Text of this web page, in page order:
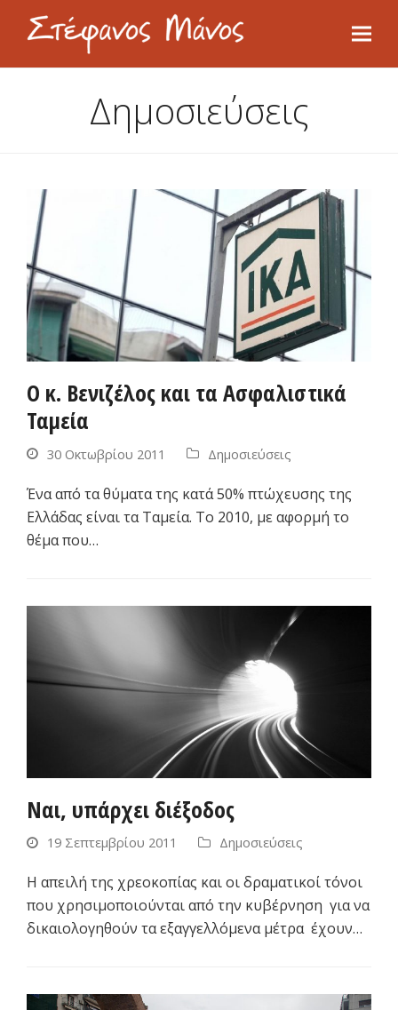
Δημοσιεύσεις
Ο κ. Βενιζέλος και τα Ασφαλιστικά
Ταμεία
30 Οκτωβρίου 2011 Δημοσιεύσεις
Ένα από τα θύματα της κατά 50% πτώχευσης της
Ελλάδας είναι τα Ταμεία. Το 2010, με αφορμή το
θέμα που…
Ναι, υπάρχει διέξοδος
19 Σεπτεμβρίου 2011 Δημοσιεύσεις
Η απειλή της χρεοκοπίας και οι δραματικοί τόνοι
που χρησιμοποιούνται από την κυβέρνηση για να
δικαιολογηθούν τα εξαγγελλόμενα μέτρα έχουν…